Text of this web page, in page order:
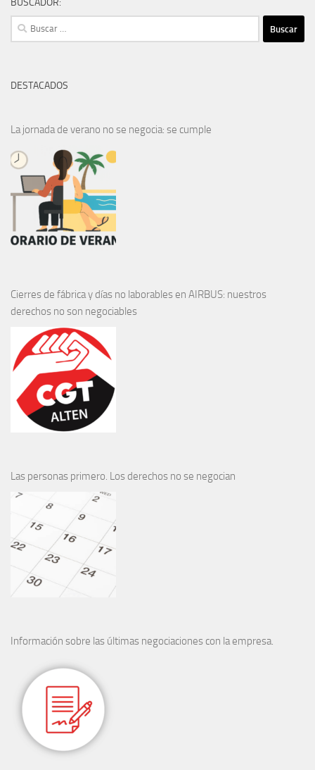
BUSCADOR:
Buscar:
DESTACADOS
La jornada de verano no se negocia: se cumple
Cierres de fábrica y días no laborables en AIRBUS: nuestros
derechos no son negociables
Las personas primero. Los derechos no se negocian
Información sobre las últimas negociaciones con la empresa.